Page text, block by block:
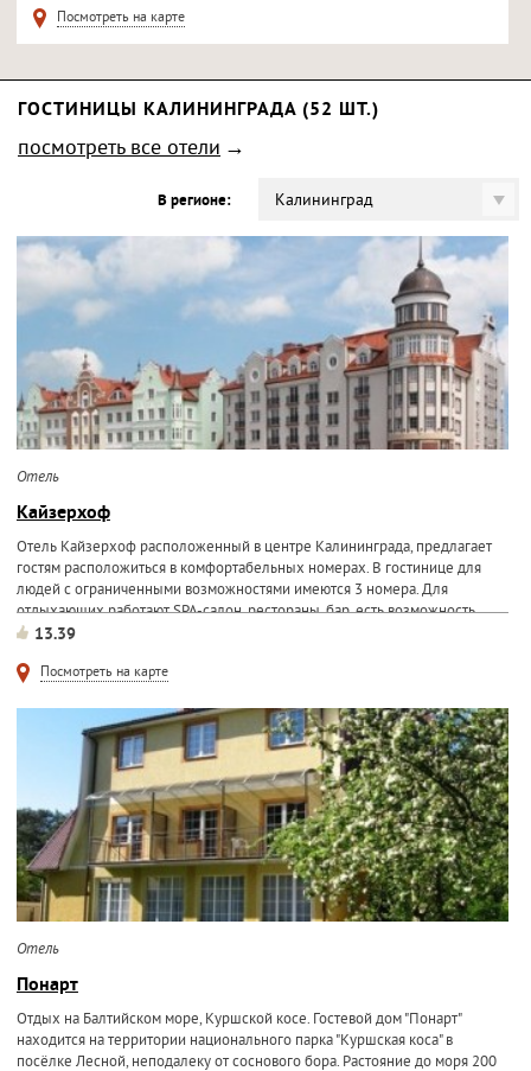
Посмотреть на карте
ГОСТИНИЦЫ КАЛИНИНГРАДА (52 ШТ.)
посмотреть все отели
В регионе: Калининград
Отель
Кайзерхоф
Отель Кайзерхоф расположенный в центре Калининграда, предлагает
гостям расположиться в комфортабельных номерах. В гостинице для
людей с ограниченными возможностями имеются 3 номера. Для
отдыхающих работают SPA-салон, рестораны, бар, есть возможность
13.39
Посмотреть на карте
Отель
Понарт
Отдых на Балтийском море, Куршской косе. Гостевой дом "Понарт"
находится на территории национального парка "Куршская коса" в
посёлке Лесной, неподалеку от соснового бора. Растояние до моря 200